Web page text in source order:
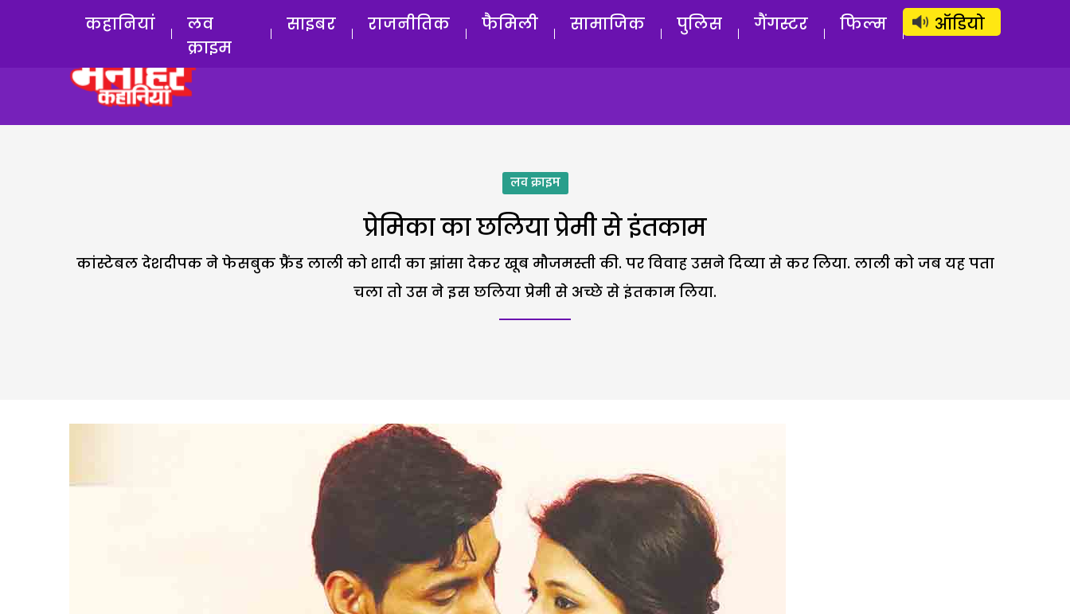
लॉग इन सब्सक्राइब करें
कहानियां
लव
क्राइम
साइबर राजनीतिक फैमिली सामाजिक पुलिस गैंगस्टर फिल्म ऑडियो
लव क्राइम
प्रेमिका का छलिया प्रेमी से इंतकाम
कांस्टेबल देशदीपक ने फेसबुक फ्रैंड लाली को शादी का झांसा देकर खूब मौजमस्ती की. पर विवाह उसने दिव्या से कर लिया. लाली को जब यह पता
चला तो उस ने इस छलिया प्रेमी से अच्छे से इंतकाम लिया.